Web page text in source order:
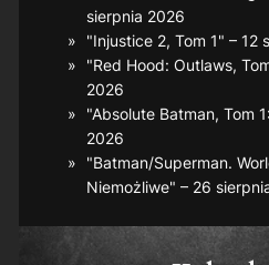
sierpnia 2026
"Injustice 2, Tom 1" – 12
"Red Hood: Outlaws,
2026
"Absolute Batman, Tom
2026
"Batman/Superman.
Niemożliwe" – 26